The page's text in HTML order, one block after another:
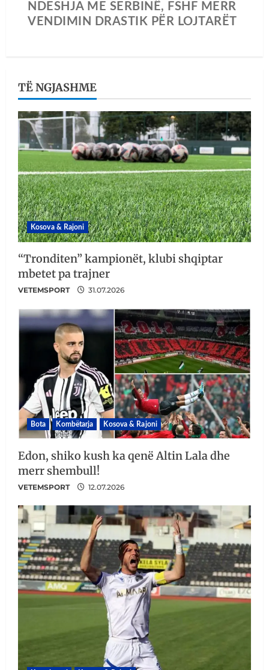
NDESHJA ME SERBINË, FSHF MERR
VENDIMIN DRASTIK PËR LOJTARËT
TË NGJASHME
Kosova & Rajoni
“Tronditen” kampionët, klubi shqiptar
mbetet pa trajner
VETEMSPORT 31.07.2026
Bota Kombëtarja Kosova & Rajoni
Edon, shiko kush ka qenë Altin Lala dhe
merr shembull!
VETEMSPORT 12.07.2026